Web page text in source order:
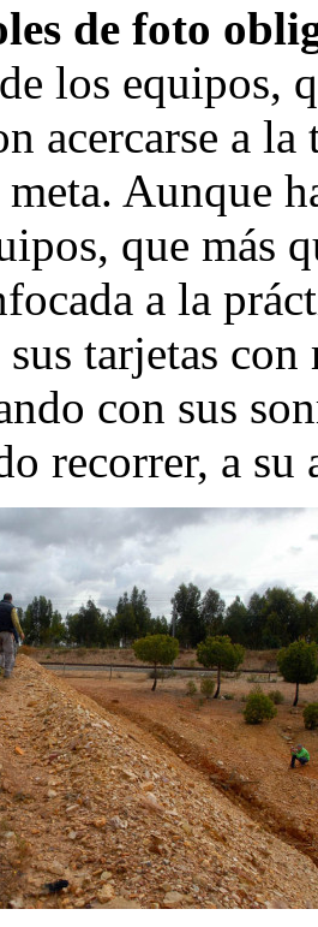
de foto
los equipos,
acercarse a
Aunque
que más
a la
tarjetas
con sus
recorrer, a su